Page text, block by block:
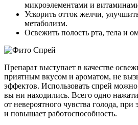
микроэлементами и
Ускорить отток желчи,
метаболизм.
Освежить полость рта, тела и
Препарат выступает в качестве
приятным вкусом и ароматом, не
эффектов. Использовать спрей
вы ни находились. Всего одно
от невероятного чувства голода, при
и повышает работоспособность.